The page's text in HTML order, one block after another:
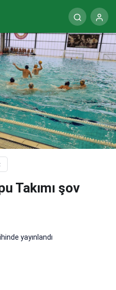
Takımı şov
yayınlandı
Spor Federasyonu’na